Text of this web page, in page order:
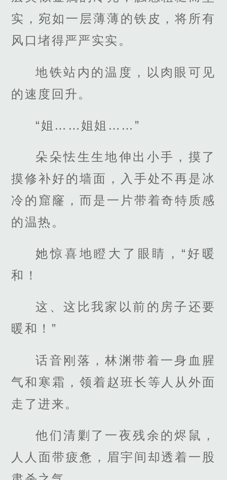
实，宛如一层薄薄的铁皮，将所有
风口堵得严严实实。
地铁站内的温度，以肉眼可见
的速度回升。
“姐……姐姐……”
朵朵怯生生地伸出小手，摸了
摸修补好的墙面，入手处不再是冰
冷的窟窿，而是一片带着奇特质感
的温热。
她惊喜地瞪大了眼睛，“好暖
和！
这、这比我家以前的房子还要
暖和！”
话音刚落，林渊带着一身血腥
气和寒霜，领着赵班长等人从外面
走了进来。
他们清剿了一夜残余的烬鼠，
人人面带疲惫，眉宇间却透着一股